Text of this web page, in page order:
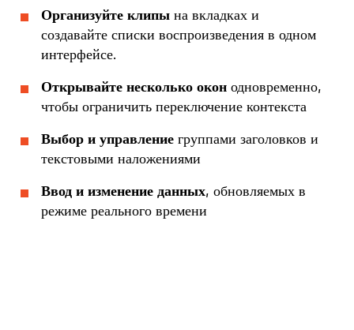
Организуйте клипы на вкладках и
создавайте списки воспроизведения в одном
интерфейсе.
Открывайте несколько окон одновременно,
чтобы ограничить переключение контекста
Выбор и управление группами заголовков и
текстовыми наложениями
Ввод и изменение данных, обновляемых в
режиме реального времени